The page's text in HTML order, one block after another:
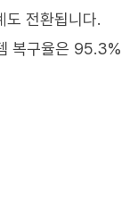
도 전환됩니다.
복구율은